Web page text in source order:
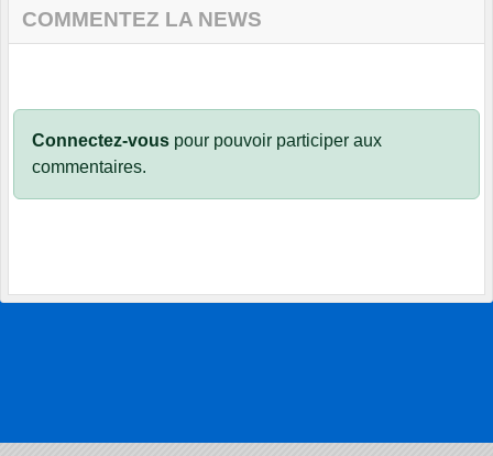
COMMENTEZ LA NEWS
Connectez-vous pour pouvoir participer aux
commentaires.